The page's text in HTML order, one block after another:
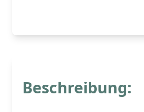
Beschreibung: